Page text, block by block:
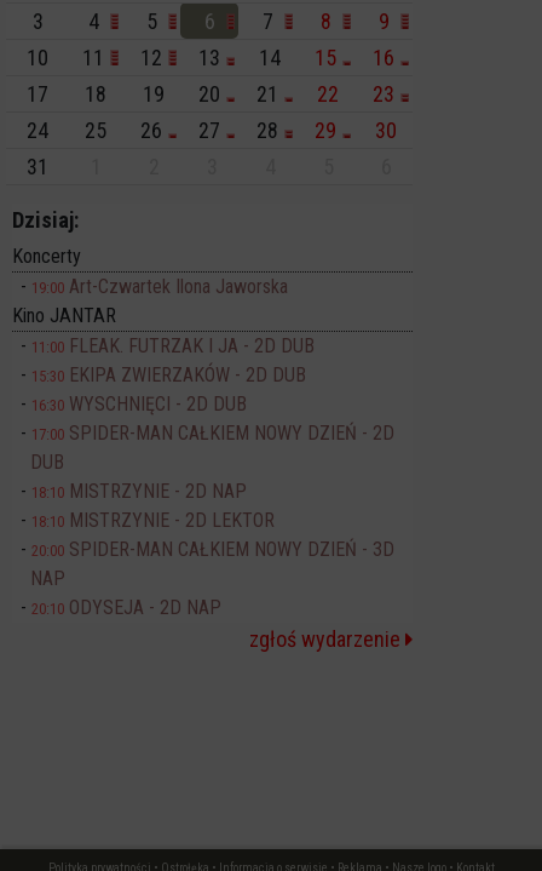
3
4 5 6 7 8
9
10
11 12 13 14 15
16
17
18 19 20 21 22
23
24
25 26 27 28 29
30
31
Dzisiaj:
Koncerty
19:00 Art-Czwartek Ilona Jaworska
Kino JANTAR
11:00 FLEAK. FUTRZAK I JA - 2D DUB
15:30 EKIPA ZWIERZAKÓW - 2D DUB
16:30 WYSCHNIĘCI - 2D DUB
17:00 SPIDER-MAN CAŁKIEM NOWY DZIEŃ - 2D
DUB
18:10 MISTRZYNIE - 2D NAP
18:10 MISTRZYNIE - 2D LEKTOR
20:00 SPIDER-MAN CAŁKIEM NOWY DZIEŃ - 3D
NAP
20:10 ODYSEJA - 2D NAP
zgłoś wydarzenie
Polityka prywatności • Ostrołęka • Informacja o serwisie • Reklama • Nasze logo• Kontakt